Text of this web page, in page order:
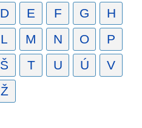
D E F G
H
L M N O
P
Š T U Ú
V
Ž